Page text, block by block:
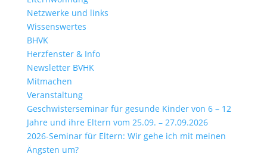
Netzwerke und links
Wissenswertes
BHVK
Herzfenster & Info
Newsletter BVHK
Mitmachen
Veranstaltung
Geschwisterseminar für gesunde Kinder von 6 – 12
Jahre und ihre Eltern vom 25.09. – 27.09.2026
2026-Seminar für Eltern: Wir gehe ich mit meinen
Ängsten um?